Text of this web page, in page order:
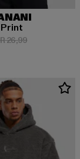
21,05
26,99Actieprijs: